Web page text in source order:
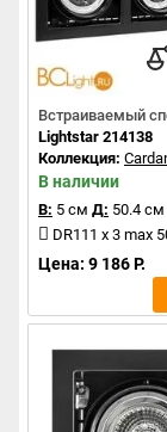
Встраиваемый
Lightstar 214138
Коллекция:
В наличии
В: 5 см Д: 50.4 см
DR111 x 3 max
Цена: 9 186 Р.